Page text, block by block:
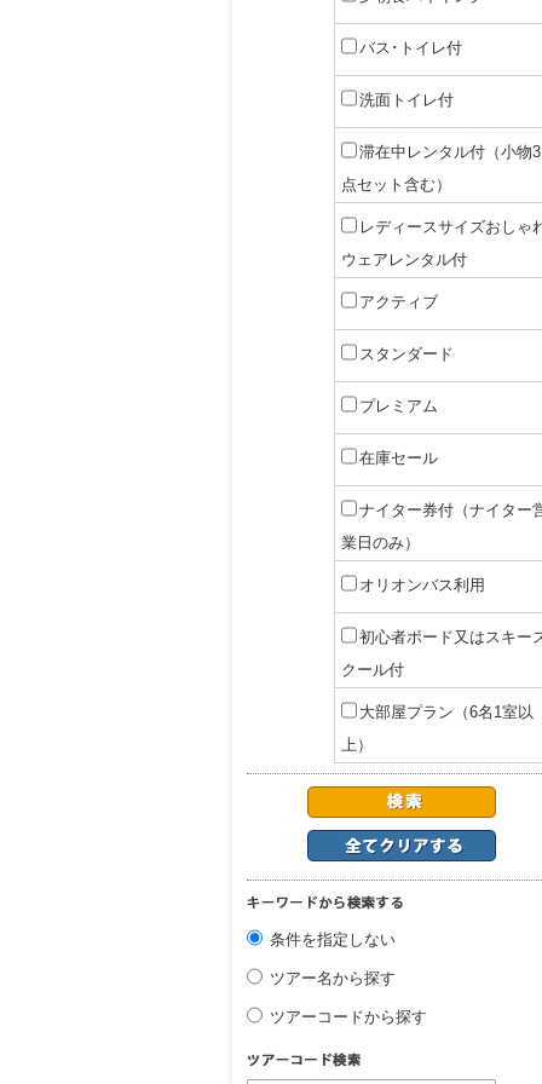
バス･トイレ付
洗面トイレ付
滞在中レンタル付（小物3
点セット含む）
レディースサイズおしゃ
ウェアレンタル付
アクティブ
スタンダード
プレミアム
在庫セール
ナイター券付（ナイター
業日のみ）
オリオンバス利用
初心者ボード又はスキー
クール付
大部屋プラン（6名1室以
上）
条件を指定しない
ツアー名から探す
ツアーコードから探す